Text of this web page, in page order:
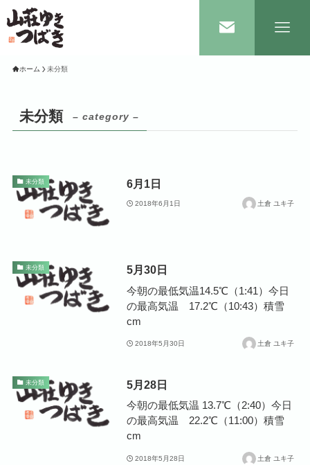
ホーム 未分類
未分類 – category –
未分類 6月1日
2018年6月1日 土倉 ユキ子
未分類 5月30日
今朝の最低気温14.5℃（1:41）今日
の最高気温 17.2℃（10:43）積雪
cm
2018年5月30日 土倉 ユキ子
未分類 5月28日
今朝の最低気温 13.7℃（2:40）今日
の最高気温 22.2℃（11:00）積雪
cm
2018年5月28日 土倉 ユキ子